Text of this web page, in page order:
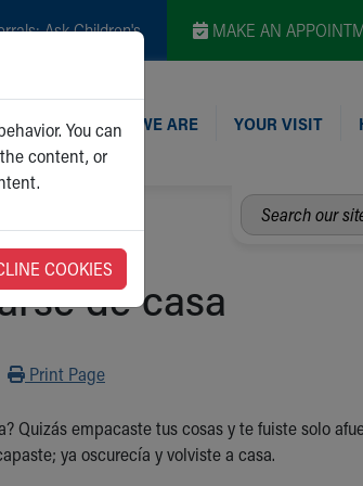
Ask Children's MAKE AN
WHO WE ARE YOUR VISIT
Search
our
de casa
Print
Print Page
Quizás empacaste tus cosas y te fuiste solo
ya oscurecía y volviste a casa.
You can
content, or
COOKIES